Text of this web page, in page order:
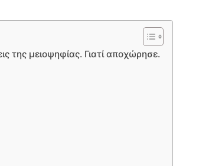
της μειοψηφίας. Γιατί αποχώρησε.